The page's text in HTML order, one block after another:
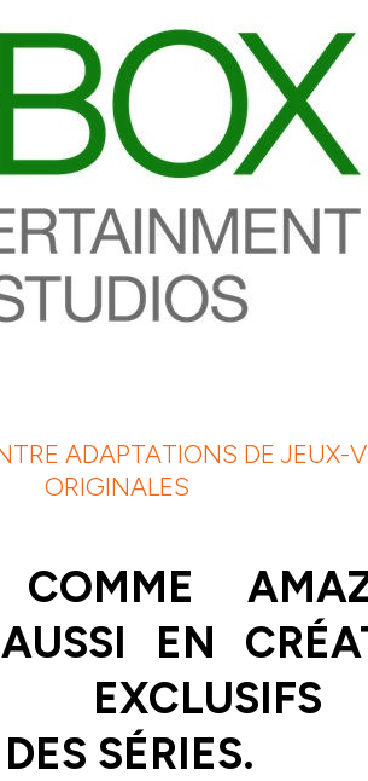
ADAPTATIONS DE JEUX-
ORIGINALES
EN
SÉRIES.